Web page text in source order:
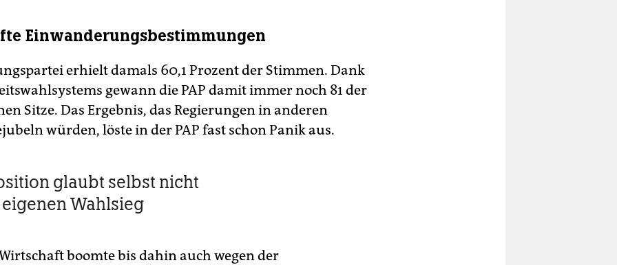
Einwanderungsbestimmungen
erhielt damals 60,1 Prozent der Stimmen. Dank
gewann die PAP damit immer noch 81 der
Sitze. Das Ergebnis, das Regierungen in anderen
würden, löste in der PAP fast schon Panik aus.
glaubt selbst nicht
Wahlsieg
boomte bis dahin auch wegen der